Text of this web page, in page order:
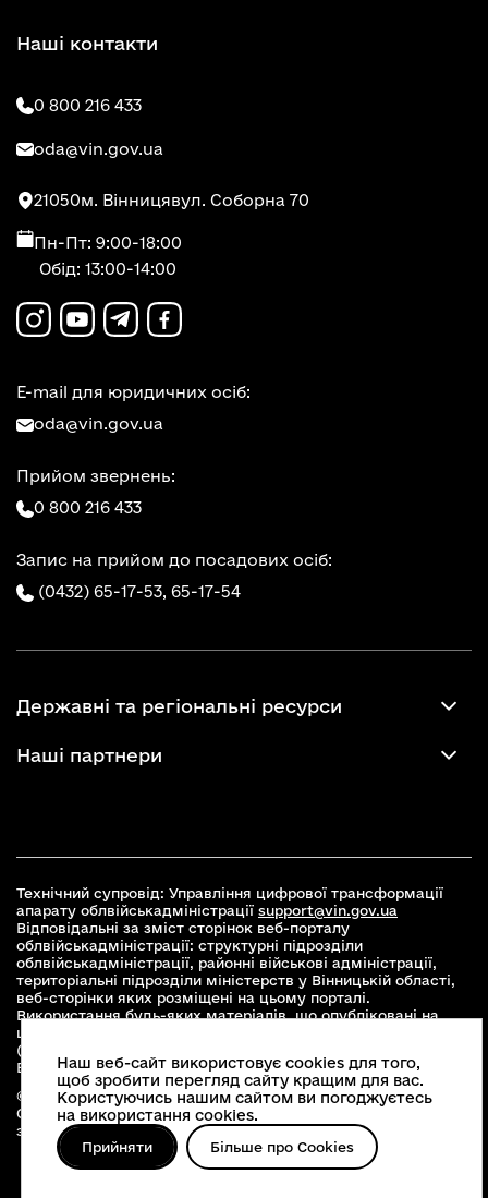
Наші контакти
0 800 216 433
oda@vin.gov.ua
21050м. Вінницявул. Соборна 70
Пн-Пт: 9:00-18:00
Обід: 13:00-14:00
E-mail для юридичних осіб:
oda@vin.gov.ua
Прийом звернень:
0 800 216 433
Запис на прийом до посадових осіб:
(0432) 65-17-53, 65-17-54
Державні та регіональні ресурси
Наші партнери
Технічний супровід: Управління цифрової трансформації
апарату облвійськадміністрації support@vin.gov.ua
Відповідальні за зміст сторінок веб-порталу
облвійськадміністрації: структурні підрозділи
облвійськадміністрації, районні військові адміністрації,
територіальні підрозділи міністерств у Вінницькій області,
веб-сторінки яких розміщені на цьому порталі.
Використання будь-яких матеріалів, що опубліковані на
цьому сайті, дозволяється при умові зазначення посилання
(для інтернет-видань - гіперпосилання) на офіційний сайт
Вінницької облвійськадміністраціїwww.vin.gov.ua.
© 2026 Весь контент доступний за ліцензією Creative
Commons Attribution 4.0 International license, якщо не
зазначено інше
Наш веб-сайт використовує cookies для того,
щоб зробити перегляд сайту кращим для вас.
Користуючись нашим сайтом ви погоджуєтесь
на використання cookies.
Прийняти Більше про Cookies